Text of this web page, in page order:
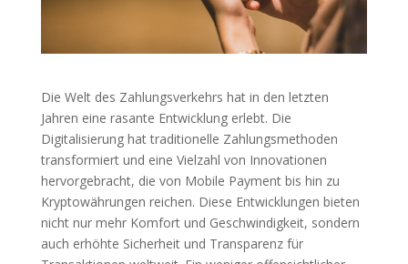
Die Welt des Zahlungsverkehrs hat in den letzten
Jahren eine rasante Entwicklung erlebt. Die
Digitalisierung hat traditionelle Zahlungsmethoden
transformiert und eine Vielzahl von Innovationen
hervorgebracht, die von Mobile Payment bis hin zu
Kryptowährungen reichen. Diese Entwicklungen bieten
nicht nur mehr Komfort und Geschwindigkeit, sondern
auch erhöhte Sicherheit und Transparenz für